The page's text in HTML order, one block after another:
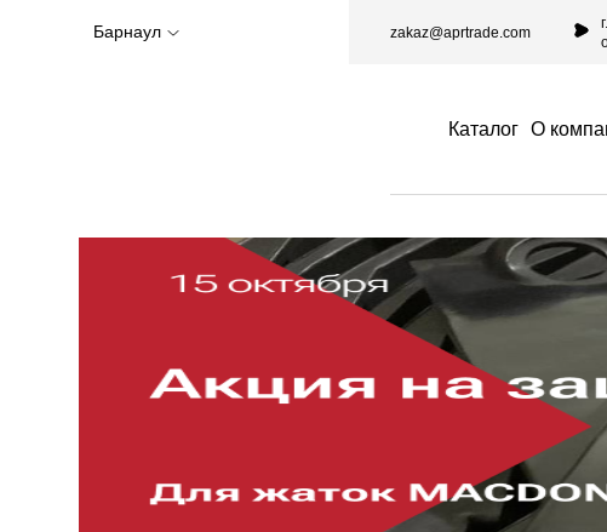
Барнаул zakaz@aprtrade.com
Каталог О